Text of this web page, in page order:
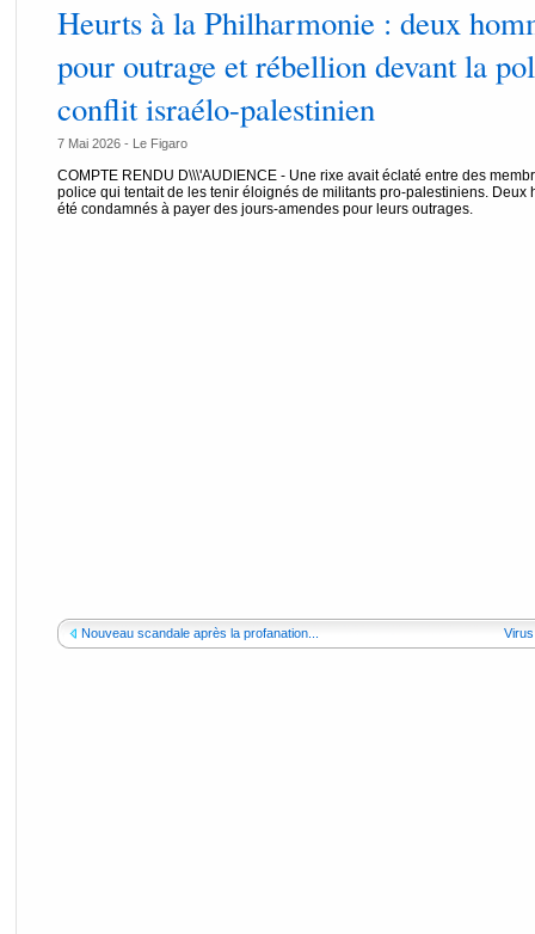
Heurts à la Philharmonie : deux
pour outrage et rébellion devant la
conflit israélo-palestinien
7 Mai 2026 - Le Figaro
COMPTE RENDU D\\\'AUDIENCE - Une rixe avait éclaté entre des
police qui tentait de les tenir éloignés de militants pro-palestiniens. Deux
été condamnés à payer des jours-amendes pour leurs outrages.
Nouveau scandale après la profanation...